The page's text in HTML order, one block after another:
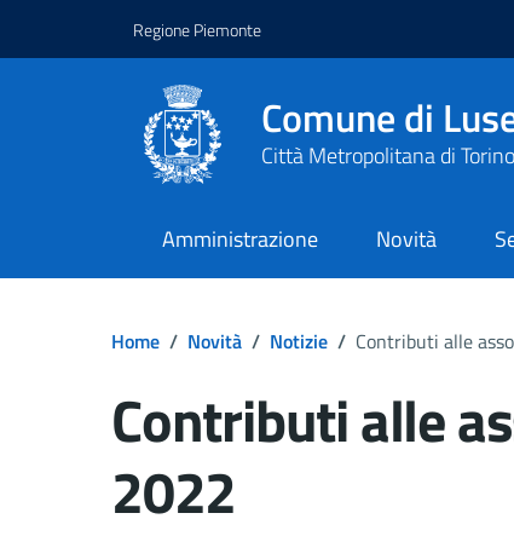
Regione Piemonte
Comune di
Città Metropolitana di Torino
Amministrazione Novità
Home / Novità / Notizie / Contributi alle
Contributi alle
2022